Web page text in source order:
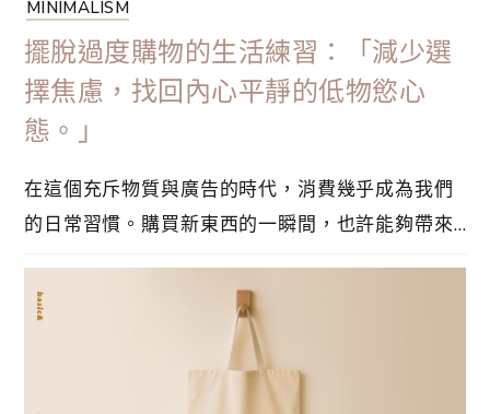
MINIMALISM
擺脫過度購物的生活練習：「減少選
擇焦慮，找回內心平靜的低物慾心
態。」
在這個充斥物質與廣告的時代，消費幾乎成為我們
的日常習慣。購買新東西的一瞬間，也許能夠帶來
來更多的空間壓力和心理負擔。事實上，我們真的
需要擁有這麼多東西嗎？實行簡約生活，並不是要
拒絕消費，只要學會分辨想要和需要，就可以留下
更多空間給真正重要的事物。透過這樣的選擇，